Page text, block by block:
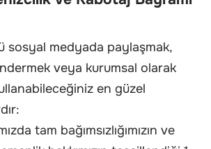
sosyal medyada paylaşmak,
veya kurumsal olarak
en güzel
tam bağımsızlığımızın ve